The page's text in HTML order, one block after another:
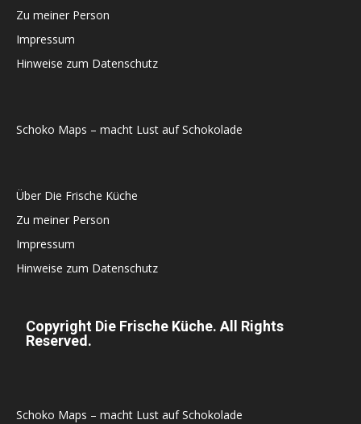
Zu meiner Person
Impressum
Hinweise zum Datenschutz
Schoko Maps – macht Lust auf Schokolade
Über Die Frische Küche
Zu meiner Person
Impressum
Hinweise zum Datenschutz
Copyright Die Frische Küche. All Rights
Reserved.
Schoko Maps – macht Lust auf Schokolade